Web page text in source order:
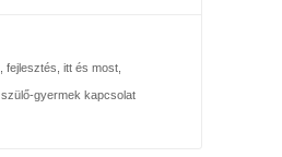
fejlesztés itt és most,
szülő-gyermek kapcsolat